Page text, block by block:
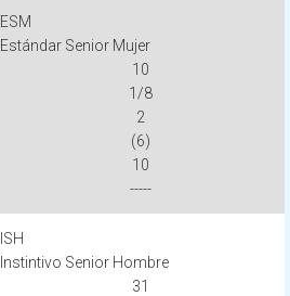
ESM
Estándar Senior Mujer
10
1/8
2
(6)
10
-----
ISH
Instintivo Senior Hombre
31